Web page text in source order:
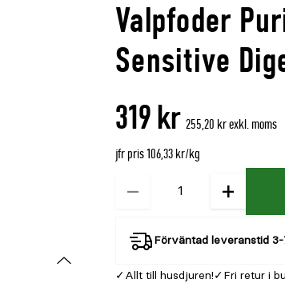
Valpfoder
Sensitive
denna
produkt
är
recensioner
319 kr 255,20 kr exkl. moms
jfr pris 106,33 kr/kg
− +
Förväntad leveranstid
Allt till husdjuren! Fri retur i